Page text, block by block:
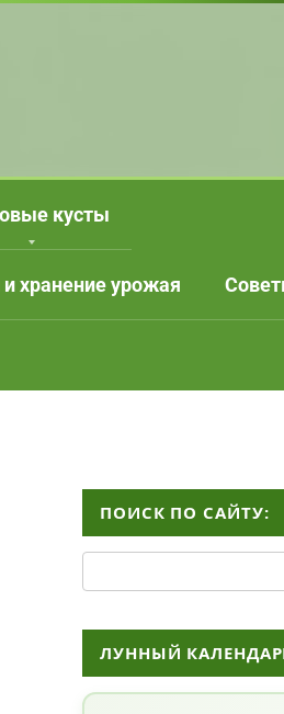
кусты
и хранение урожая
ПОИСК ПО САЙТУ:
ЛУННЫЙ